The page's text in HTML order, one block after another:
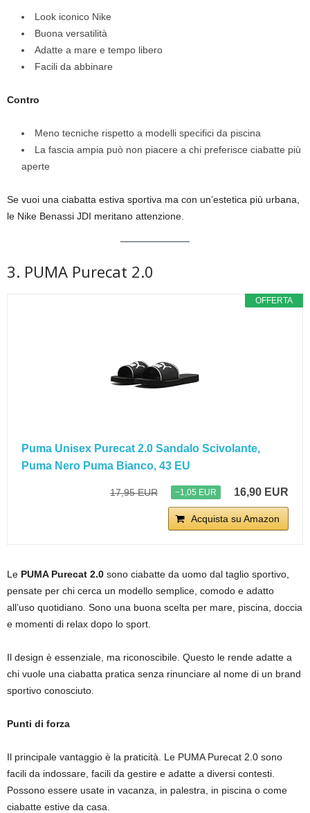
Look iconico Nike
Buona versatilità
Adatte a mare e tempo libero
Facili da abbinare
Contro
Meno tecniche rispetto a modelli specifici da piscina
La fascia ampia può non piacere a chi preferisce ciabatte più
aperte
Se vuoi una ciabatta estiva sportiva ma con un’estetica più urbana,
le Nike Benassi JDI meritano attenzione.
3. PUMA Purecat 2.0
OFFERTA
Puma Unisex Purecat 2.0 Sandalo Scivolante,
Puma Nero Puma Bianco, 43 EU
17,95 EUR −1,05 EUR 16,90 EUR
Acquista su Amazon
Le PUMA Purecat 2.0 sono ciabatte da uomo dal taglio sportivo,
pensate per chi cerca un modello semplice, comodo e adatto
all’uso quotidiano. Sono una buona scelta per mare, piscina, doccia
e momenti di relax dopo lo sport.
Il design è essenziale, ma riconoscibile. Questo le rende adatte a
chi vuole una ciabatta pratica senza rinunciare al nome di un brand
sportivo conosciuto.
Punti di forza
Il principale vantaggio è la praticità. Le PUMA Purecat 2.0 sono
facili da indossare, facili da gestire e adatte a diversi contesti.
Possono essere usate in vacanza, in palestra, in piscina o come
ciabatte estive da casa.